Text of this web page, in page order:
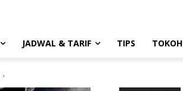
JADWAL & TARIF TIPS TOKOH